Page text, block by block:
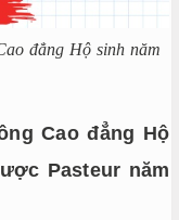
đẳng Hộ sinh năm
Cao đẳng Hộ
Pasteur năm